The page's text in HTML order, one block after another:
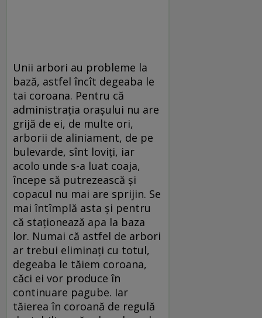
Unii arbori au probleme la
bază, astfel încît degeaba le
tai coroana. Pentru că
administrația orașului nu are
grijă de ei, de multe ori,
arborii de aliniament, de pe
bulevarde, sînt loviți, iar
acolo unde s-a luat coaja,
începe să putrezească și
copacul nu mai are sprijin. Se
mai întîmplă asta și pentru
că staționează apa la baza
lor. Numai că astfel de arbori
ar trebui eliminați cu totul,
degeaba le tăiem coroana,
căci ei vor produce în
continuare pagube. Iar
tăierea în coroană de regulă